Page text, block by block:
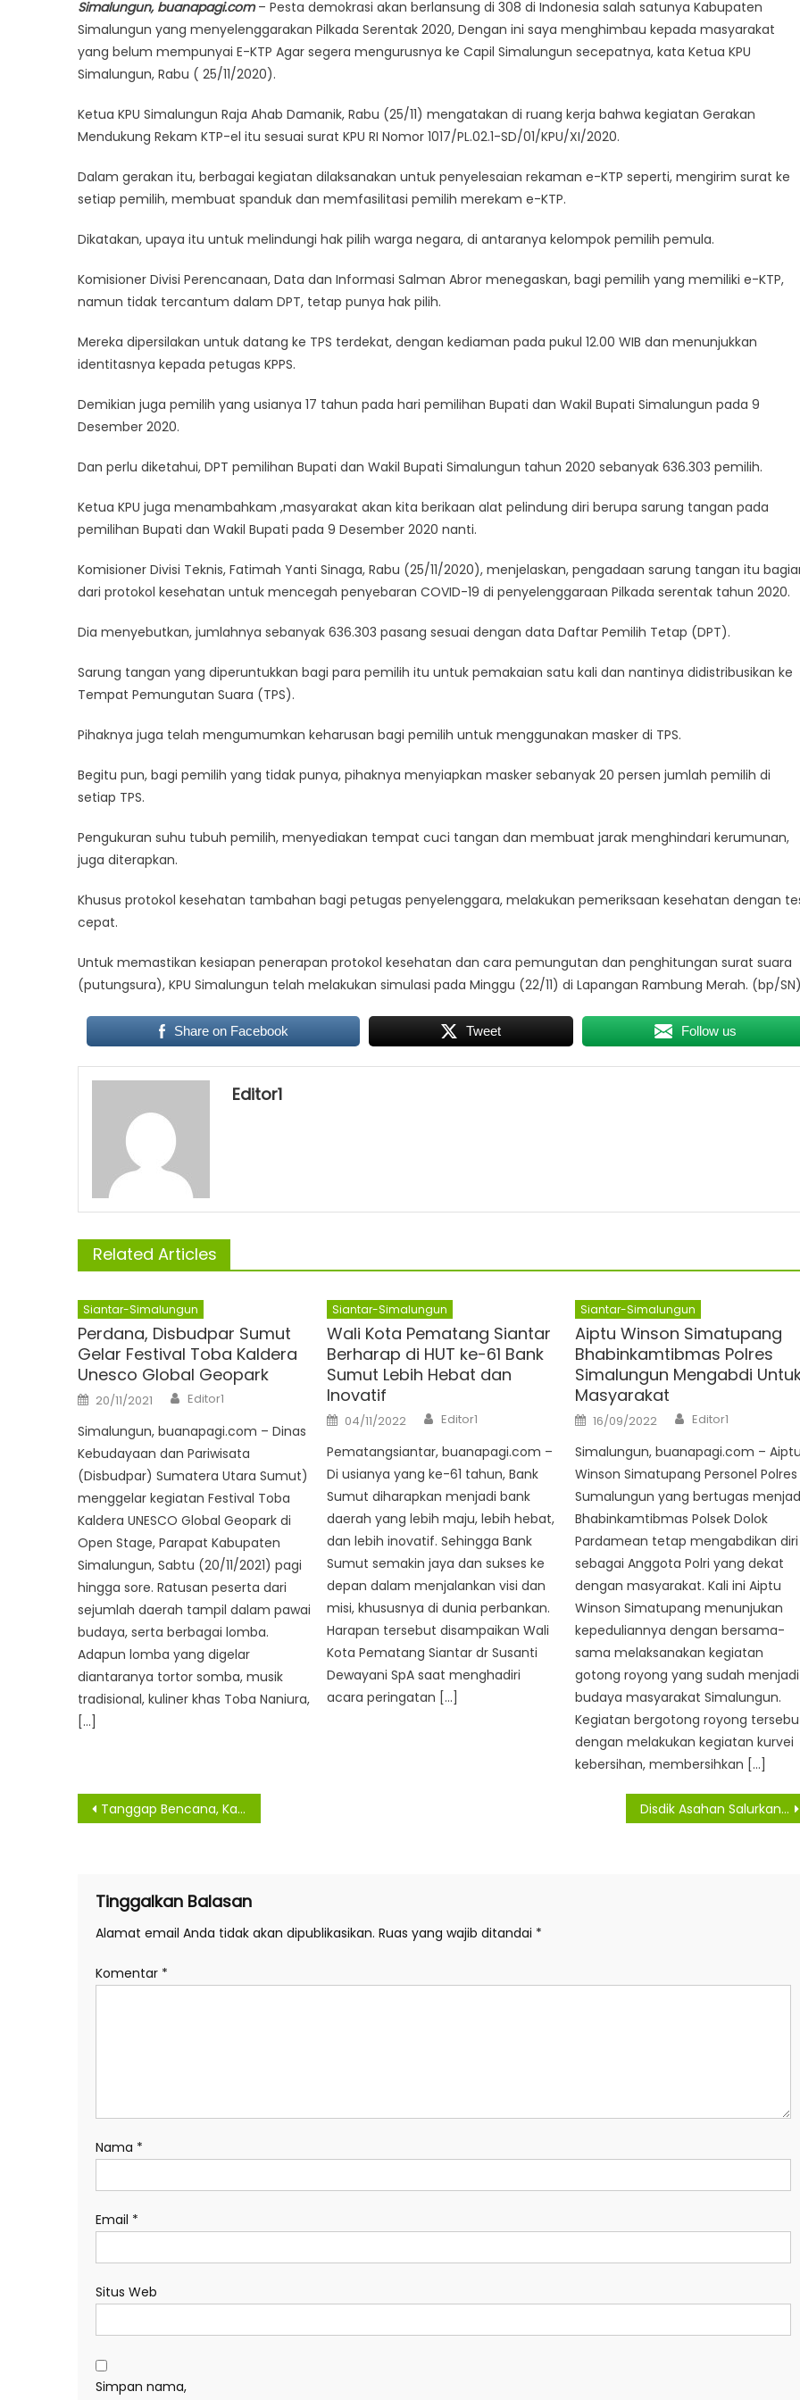
Simalungun, buanapagi.com– Pesta demokrasi akan berlansung di 308 di Indonesia salah satunya Kabupaten
Simalungun yang menyelenggarakan Pilkada Serentak 2020, Dengan ini saya menghimbau kepada masyarakat
yang belum mempunyai E-KTP Agar segera mengurusnya ke Capil Simalungun secepatnya, kata Ketua KPU
Simalungun, Rabu ( 25/11/2020).
Ketua KPU Simalungun Raja Ahab Damanik, Rabu (25/11) mengatakan di ruang kerja bahwa kegiatan Gerakan
Mendukung Rekam KTP-el itu sesuai surat KPU RI Nomor 1017/PL.02.1-SD/01/KPU/XI/2020.
Dalam gerakan itu, berbagai kegiatan dilaksanakan untuk penyelesaian rekaman e-KTP seperti, mengirim surat ke
setiap pemilih, membuat spanduk dan memfasilitasi pemilih merekam e-KTP.
Dikatakan, upaya itu untuk melindungi hak pilih warga negara, di antaranya kelompok pemilih pemula.
Komisioner Divisi Perencanaan, Data dan Informasi Salman Abror menegaskan, bagi pemilih yang memiliki e-KTP,
namun tidak tercantum dalam DPT, tetap punya hak pilih.
Mereka dipersilakan untuk datang ke TPS terdekat, dengan kediaman pada pukul 12.00 WIB dan menunjukkan
identitasnya kepada petugas KPPS.
Demikian juga pemilih yang usianya 17 tahun pada hari pemilihan Bupati dan Wakil Bupati Simalungun pada 9
Desember 2020.
Dan perlu diketahui, DPT pemilihan Bupati dan Wakil Bupati Simalungun tahun 2020 sebanyak 636.303 pemilih.
Ketua KPU juga menambahkam ,masyarakat akan kita berikaan alat pelindung diri berupa sarung tangan pada
pemilihan Bupati dan Wakil Bupati pada 9 Desember 2020 nanti.
Komisioner Divisi Teknis, Fatimah Yanti Sinaga, Rabu (25/11/2020), menjelaskan, pengadaan sarung tangan itu
dari protokol kesehatan untuk mencegah penyebaran COVID-19 di penyelenggaraan Pilkada serentak tahun 2020.
Dia menyebutkan, jumlahnya sebanyak 636.303 pasang sesuai dengan data Daftar Pemilih Tetap (DPT).
Sarung tangan yang diperuntukkan bagi para pemilih itu untuk pemakaian satu kali dan nantinya didistribusikan ke
Tempat Pemungutan Suara (TPS).
Pihaknya juga telah mengumumkan keharusan bagi pemilih untuk menggunakan masker di TPS.
Begitu pun, bagi pemilih yang tidak punya, pihaknya menyiapkan masker sebanyak 20 persen jumlah pemilih di
setiap TPS.
Pengukuran suhu tubuh pemilih, menyediakan tempat cuci tangan dan membuat jarak menghindari kerumunan,
juga diterapkan.
Khusus protokol kesehatan tambahan bagi petugas penyelenggara, melakukan pemeriksaan kesehatan dengan
cepat.
Untuk memastikan kesiapan penerapan protokol kesehatan dan cara pemungutan dan penghitungan surat suara
(putungsura), KPU Simalungun telah melakukan simulasi pada Minggu (22/11) di Lapangan Rambung Merah. (bp/
Share on Facebook Tweet Follow us
Editor1
Related Articles
Siantar-Simalungun
Perdana, Disbudpar Sumut
Gelar Festival Toba Kaldera
Unesco Global Geopark
Posted
on
20/11/2021 Author
Editor1
Simalungun, buanapagi.com – Dinas
Kebudayaan dan Pariwisata
(Disbudpar) Sumatera Utara Sumut)
menggelar kegiatan Festival Toba
Kaldera UNESCO Global Geopark di
Open Stage, Parapat Kabupaten
Simalungun, Sabtu (20/11/2021) pagi
hingga sore. Ratusan peserta dari
sejumlah daerah tampil dalam pawai
budaya, serta berbagai lomba.
Adapun lomba yang digelar
diantaranya tortor somba, musik
tradisional, kuliner khas Toba Naniura,
[…]
Siantar-Simalungun
Wali Kota Pematang Siantar
Berharap di HUT ke-61 Bank
Sumut Lebih Hebat dan
Inovatif
Posted
on
04/11/2022 Author
Editor1
Pematangsiantar, buanapagi.com –
Di usianya yang ke-61 tahun, Bank
Sumut diharapkan menjadi bank
daerah yang lebih maju, lebih hebat,
dan lebih inovatif. Sehingga Bank
Sumut semakin jaya dan sukses ke
depan dalam menjalankan visi dan
misi, khususnya di dunia perbankan.
Harapan tersebut disampaikan Wali
Kota Pematang Siantar dr Susanti
Dewayani SpA saat menghadiri
acara peringatan […]
Siantar-Simalungun
Aiptu Winson Simatupang
Bhabinkamtibmas Polres
Simalungun Mengabdi
Masyarakat
Posted
on
16/09/2022 Author
Editor1
Simalungun, buanapagi.com –
Winson Simatupang Personel Polres
Sumalungun yang bertugas
Bhabinkamtibmas Polsek Dolok
Pardamean tetap mengabdikan diri
sebagai Anggota Polri yang dekat
dengan masyarakat. Kali ini Aiptu
Winson Simatupang menunjukan
kepeduliannya dengan bersama-
sama melaksanakan kegiatan
gotong royong yang sudah menjadi
budaya masyarakat Simalungun.
Kegiatan bergotong royong
dengan melakukan kegiatan kurvei
kebersihan, membersihkan […]
Navigasi
Tanggap Bencana, Kapolsek Sei Kepayang Perintahkan Bhabinkamtibmas Himbau Warga Tetap Waspada Disdik Asahan Salurkan 405 Bantuan Baznas Kabupaten Asahan
Tinggalkan Balasan
Alamat email Anda tidak akan dipublikasikan. Ruas yang wajib ditandai *
Komentar *
Nama *
Email *
Situs Web
Simpan nama,